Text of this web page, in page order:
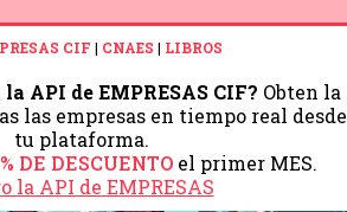
CIF | CNAES | LIBROS
API de EMPRESAS CIF? Obten la
las empresas en tiempo real desde
tu plataforma.
DE DESCUENTO el primer MES.
la API de EMPRESAS